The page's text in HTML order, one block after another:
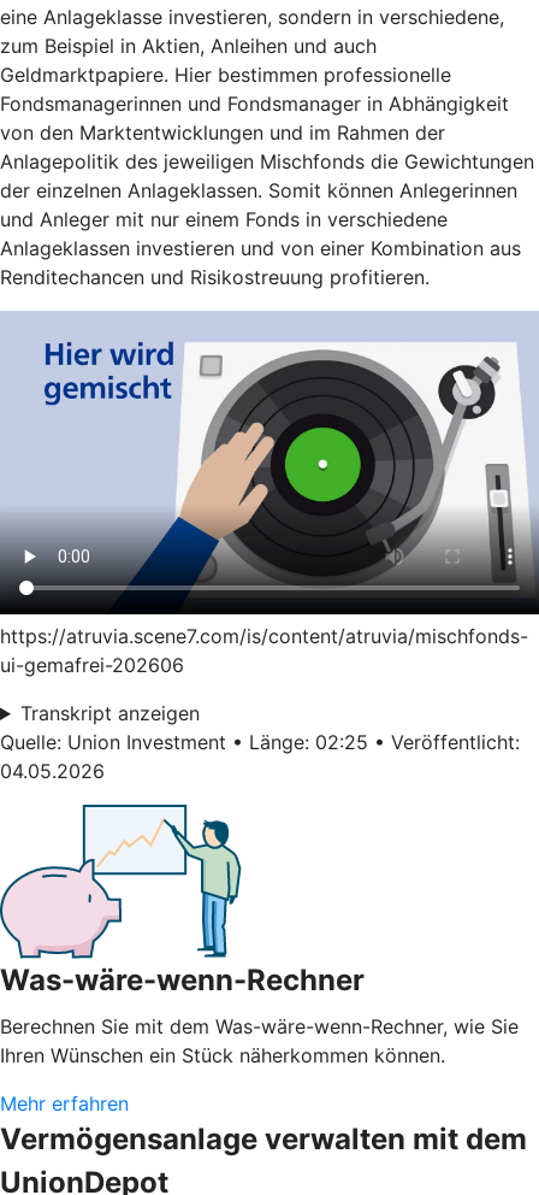
eine Anlageklasse investieren, sondern in verschiedene,
zum Beispiel in Aktien, Anleihen und auch
Geldmarktpapiere. Hier bestimmen professionelle
Fondsmanagerinnen und Fondsmanager in Abhängigkeit
von den Marktentwicklungen und im Rahmen der
Anlagepolitik des jeweiligen Mischfonds die Gewichtungen
der einzelnen Anlageklassen. Somit können Anlegerinnen
und Anleger mit nur einem Fonds in verschiedene
Anlageklassen investieren und von einer Kombination aus
Renditechancen und Risikostreuung profitieren.
https://atruvia.scene7.com/is/content/atruvia/mischfonds-
ui-gemafrei-202606
Transkript anzeigen
Quelle: Union Investment • Länge: 02:25 • Veröffentlicht:
04.05.2026
Was-wäre-wenn-Rechner
Berechnen Sie mit dem Was-wäre-wenn-Rechner, wie Sie
Ihren Wünschen ein Stück näherkommen können.
Mehr erfahren
Vermögensanlage verwalten mit dem
UnionDepot